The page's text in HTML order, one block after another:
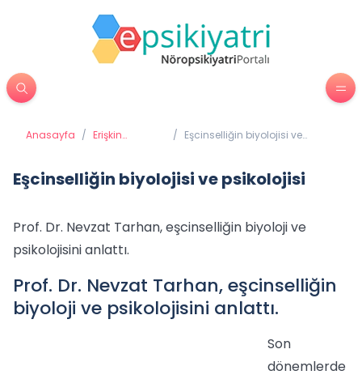
Anasayfa / Erişkin
/ Eşcinselliğin biyolojisi ve
Eşcinselliğin biyolojisi ve psikolojisi
Prof. Dr. Nevzat Tarhan, eşcinselliğin biyoloji ve
psikolojisini anlattı.
Prof. Dr. Nevzat Tarhan, eşcinselliğin
biyoloji ve psikolojisini anlattı.
Son
dönemlerde